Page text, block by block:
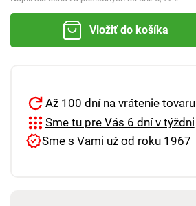
Vložiť do košíka
Až 100 dní na vrátenie tovaru
Sme tu pre Vás 6 dní v týždni
Sme s Vami už od roku 1967